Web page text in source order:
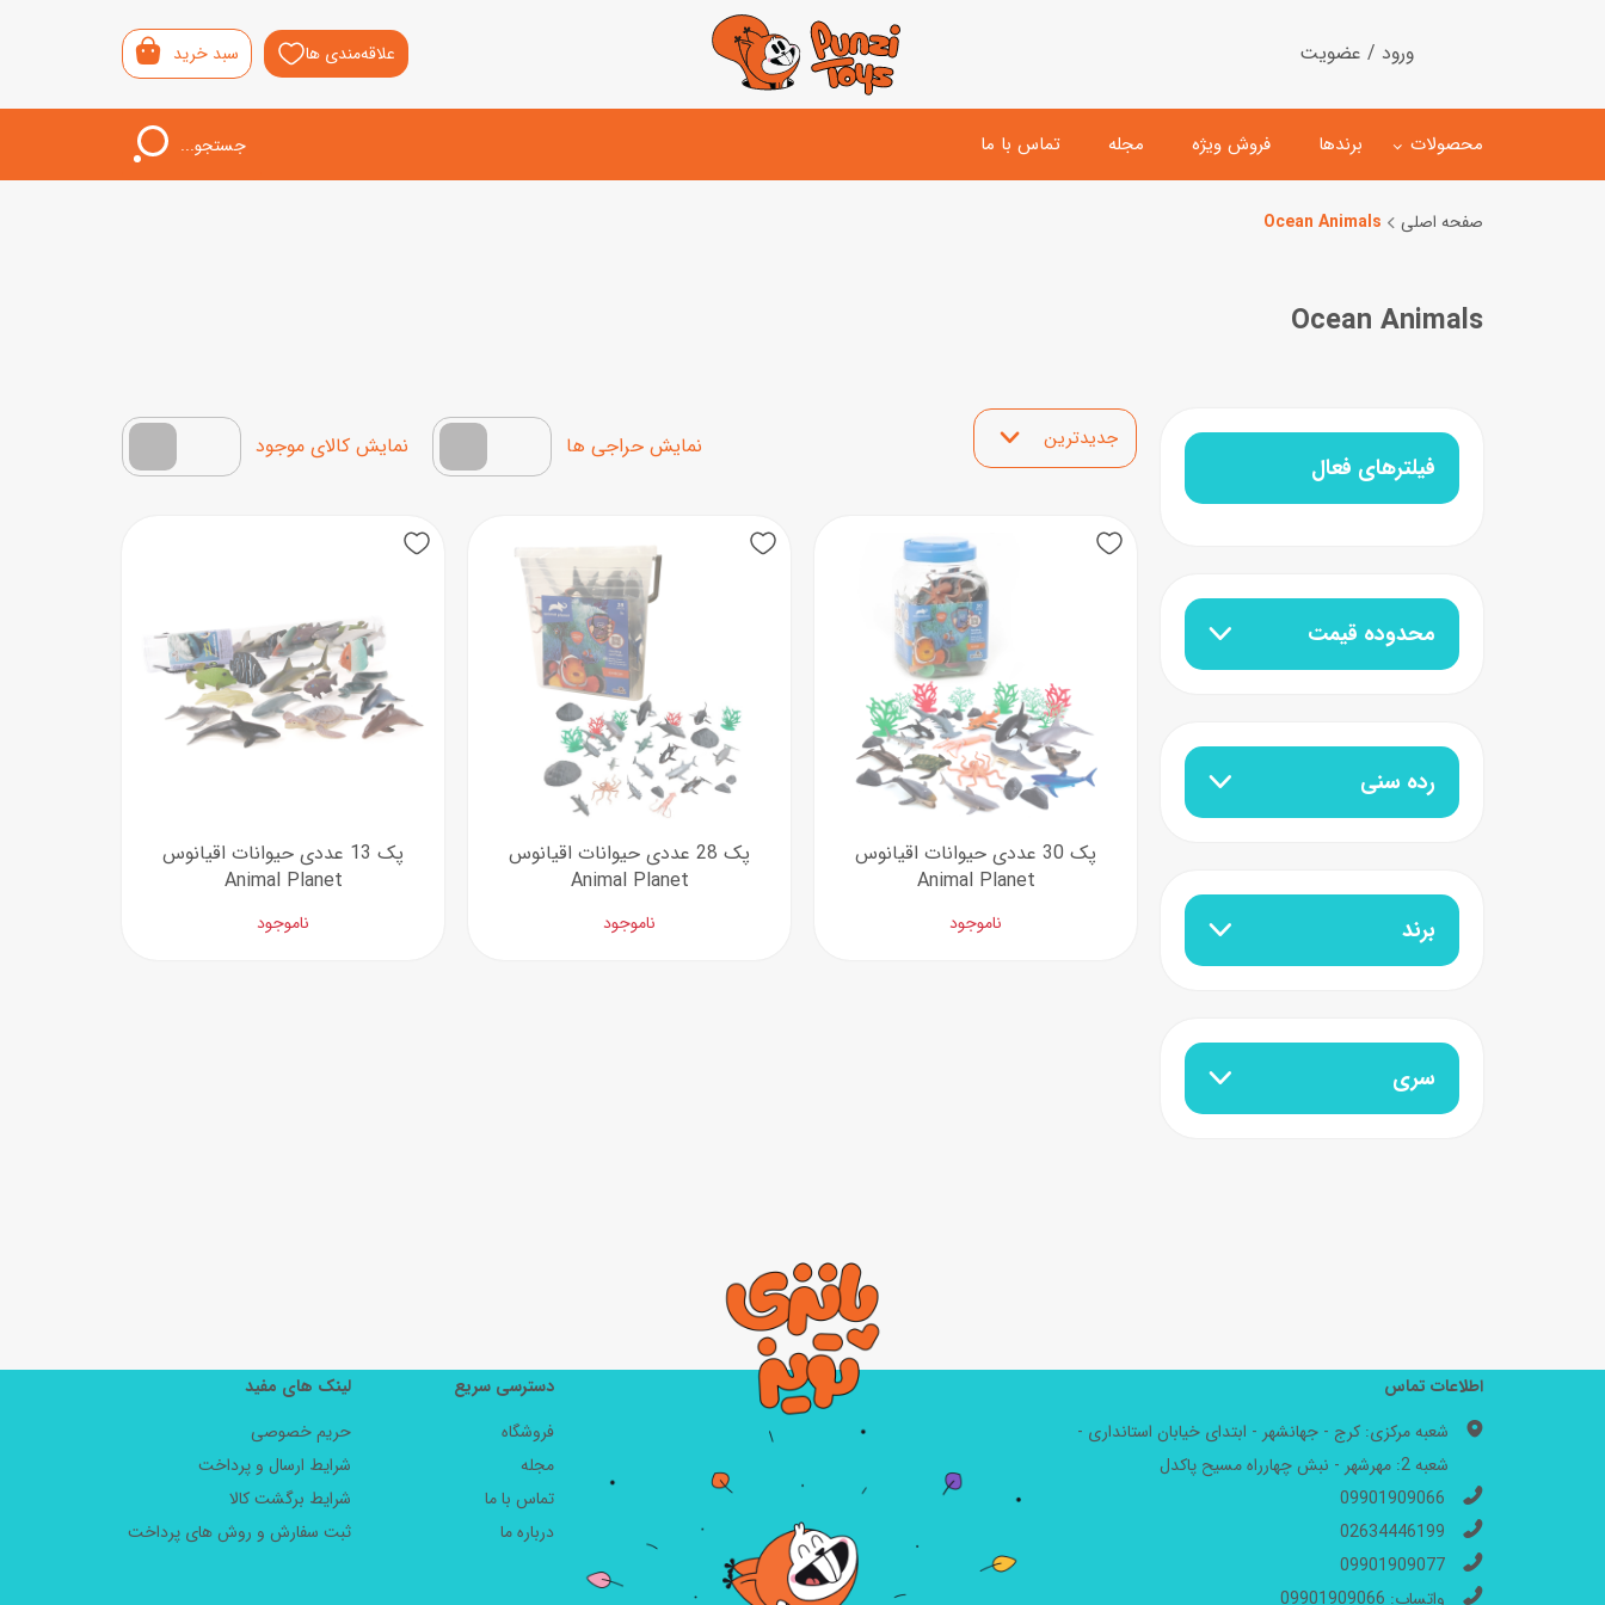
ورود / عضویت علاقه‌مندی ها سبد خرید
محصولات
اسباب‌بازی‌ ساختنی
ماشین اسباب بازی
ربات و اسباب‌بازیهای عملکردی
هلیکوپتر و هواپیما
بازی های آبی
عروسک
خانه و لوازم عروسک
عروسک مینیاتوری
لوازم گریم و آرایش کودک
اکشن فیگور و شخصیت
حیوانات مینیاتوری
برد گیم
لوازم هنر و نقاشی
علم و سرگرمی
کتاب
قمقمه و ظرف غذا
جامدادی
کیف پول
اسباب‌بازی چوبی
سورپرایزی‌ها
ست‌های بازی
لوازم موسیقی
برندها فروش ویژه مجله تماس با ما جستجو...
صفحه اصلی Ocean Animals
Ocean Animals
فیلترهای فعال
محدوده قیمت
رده سنی
برند
سری
مرتب‌سازی محصولات
نمایش محصولات تخفیف‌دار
فقط کالاهای موجود
پک 30 عددی حیوانات اقیانوس
Animal Planet
ناموجود
پک 28 عددی حیوانات اقیانوس
Animal Planet
ناموجود
پک 13 عددی حیوانات اقیانوس
Animal Planet
ناموجود
اطلاعات تماس
شعبه مرکزی: کرج - جهانشهر - ابتدای خیابان استانداری -
شعبه 2: مهرشهر - نبش چهارراه مسیح پاکدل
09901909066
02634446199
09901909077
واتساپ: 09901909066
دسترسی سریع
فروشگاه
مجله
تماس با ما
درباره ما
لینک های مفید
حریم خصوصی
شرایط ارسال و پرداخت
شرایط برگشت کالا
ثبت سفارش و روش های پرداخت